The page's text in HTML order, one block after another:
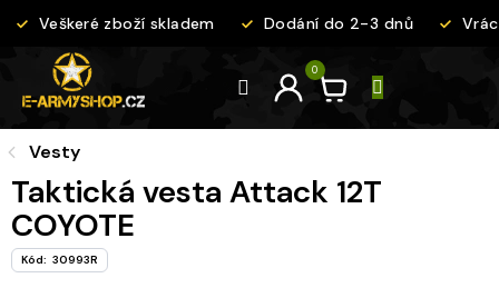
Veškeré zboží skladem Dodání do 2-3 dnů
Vesty
Taktická vesta Attack 12T
COYOTE
Kód: 30993R